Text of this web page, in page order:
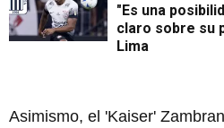
"Es una
claro sobre su
Lima
Asimismo, el 'Kaiser'